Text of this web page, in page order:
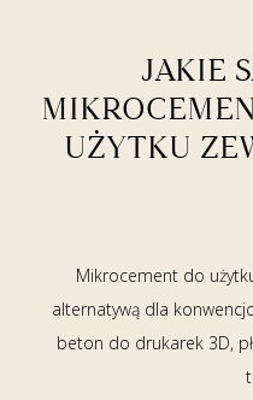
JAKIE
UŻYTKU
Mikrocement do
alternatywą dla
beton do drukarek 3D,